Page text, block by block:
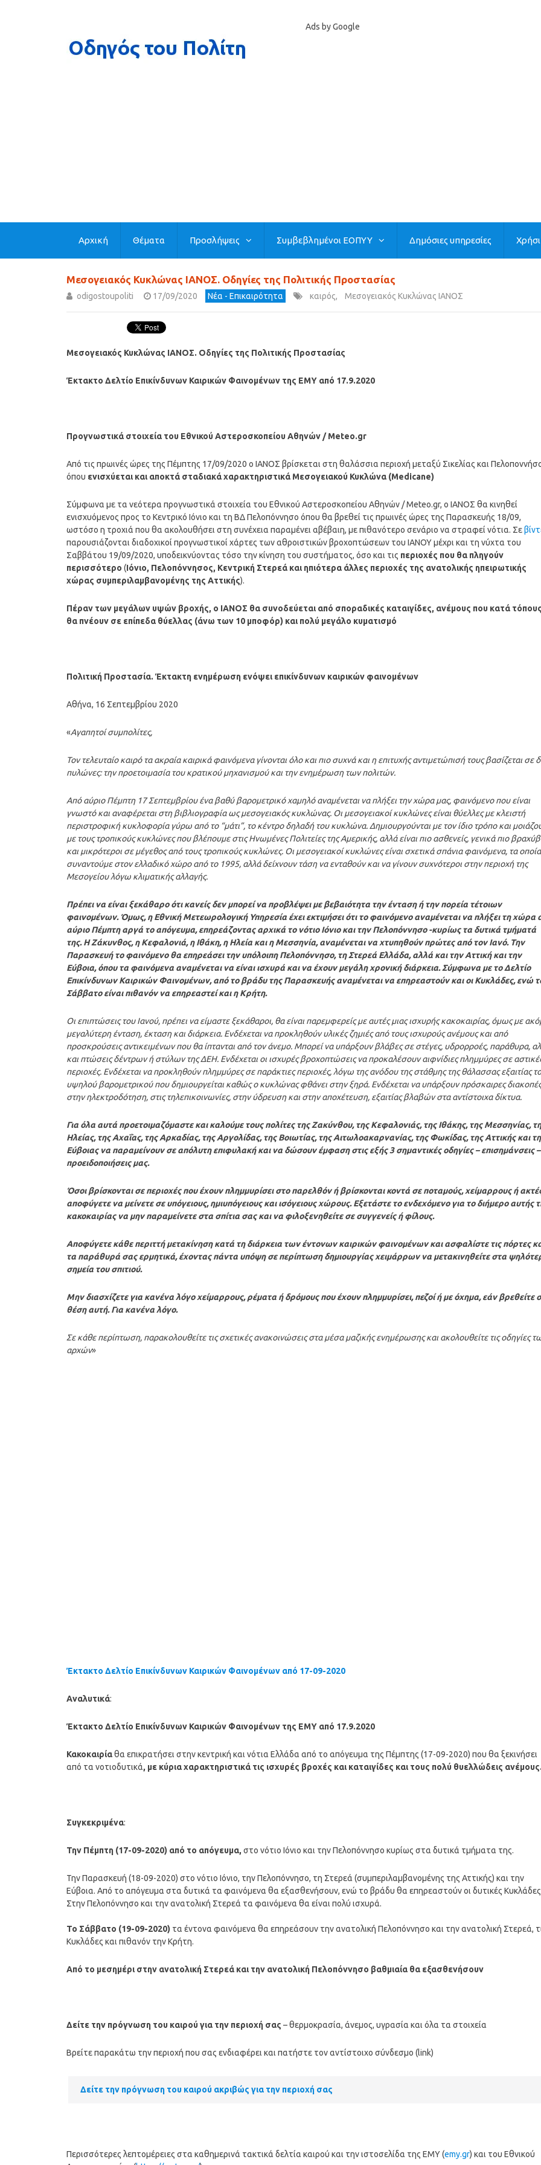
Ads by Google
Αρχική Θέματα Προσλήψεις Συμβεβλημένοι ΕΟΠΥΥ Δημόσιες υπηρεσίες
Μεσογειακός Κυκλώνας ΙΑΝΟΣ. Οδηγίες της Πολιτικής Προστασίας
odigostoupoliti 17/09/2020 Νέα - Επικαιρότητα καιρός, Μεσογειακός Κυκλώνας ΙΑΝΟΣ
Μεσογειακός Κυκλώνας ΙΑΝΟΣ. Οδηγίες της Πολιτικής Προστασίας
Έκτακτο Δελτίο Επικίνδυνων Καιρικών Φαινομένων της ΕΜΥ από 17.9.2020
Προγνωστικά στοιχεία του Εθνικού Αστεροσκοπείου Αθηνών / Meteo.gr
Από τις πρωινές ώρες της Πέμπτης 17/09/2020 ο ΙΑΝΟΣ βρίσκεται στη θαλάσσια περιοχή μεταξύ Σικελίας και
όπου ενισχύεται και αποκτά σταδιακά χαρακτηριστικά Μεσογειακού Κυκλώνα (Medicane)
Σύμφωνα με τα νεότερα προγνωστικά στοιχεία του Εθνικού Αστεροσκοπείου Αθηνών / Meteo.gr, ο ΙΑΝΟΣ θα κινηθεί
ενισχυόμενος προς το Κεντρικό Ιόνιο και τη ΒΔ Πελοπόννησο όπου θα βρεθεί τις πρωινές ώρες της Παρασκευής 18/09,
ωστόσο η τροχιά που θα ακολουθήσει στη συνέχεια παραμένει αβέβαιη, με πιθανότερο σενάριο να στραφεί νότια. Σε
παρουσιάζονται διαδοχικοί προγνωστικοί χάρτες των αθροιστικών βροχοπτώσεων του ΙΑΝΟΥ μέχρι και τη νύχτα του
Σαββάτου 19/09/2020, υποδεικνύοντας τόσο την κίνηση του συστήματος, όσο και τις περιοχές που θα πληγούν
περισσότερο (Ιόνιο, Πελοπόννησος, Κεντρική Στερεά και ηπιότερα άλλες περιοχές της ανατολικής ηπειρωτικής
χώρας συμπεριλαμβανομένης της Αττικής).
Πέραν των μεγάλων υψών βροχής, ο ΙΑΝΟΣ θα συνοδεύεται από σποραδικές καταιγίδες, ανέμους που κατά τόπους
θα πνέουν σε επίπεδα θύελλας (άνω των 10 μποφόρ) και πολύ μεγάλο κυματισμό
Πολιτική Προστασία. Έκτακτη ενημέρωση ενόψει επικίνδυνων καιρικών φαινομένων
Αθήνα, 16 Σεπτεμβρίου 2020
«Αγαπητοί συμπολίτες,
Τον τελευταίο καιρό τα ακραία καιρικά φαινόμενα γίνονται όλο και πιο συχνά και η επιτυχής αντιμετώπισή τους βασίζεται σε
πυλώνες: την προετοιμασία του κρατικού μηχανισμού και την ενημέρωση των πολιτών.
Από αύριο Πέμπτη 17 Σεπτεμβρίου ένα βαθύ βαρομετρικό χαμηλό αναμένεται να πλήξει την χώρα μας, φαινόμενο που είναι
γνωστό και αναφέρεται στη βιβλιογραφία ως μεσογειακός κυκλώνας. Οι μεσογειακοί κυκλώνες είναι θύελλες με κλειστή
περιστροφική κυκλοφορία γύρω από το “μάτι”, το κέντρο δηλαδή του κυκλώνα. Δημιουργούνται με τον ίδιο τρόπο και
με τους τροπικούς κυκλώνες που βλέπουμε στις Ηνωμένες Πολιτείες της Αμερικής, αλλά είναι πιο ασθενείς, γενικά πιο
και μικρότεροι σε μέγεθος από τους τροπικούς κυκλώνες. Οι μεσογειακοί κυκλώνες είναι σχετικά σπάνια φαινόμενα, τα οποία
συναντούμε στον ελλαδικό χώρο από το 1995, αλλά δείχνουν τάση να ενταθούν και να γίνουν συχνότεροι στην περιοχή της
Μεσογείου λόγω κλιματικής αλλαγής.
Πρέπει να είναι ξεκάθαρο ότι κανείς δεν μπορεί να προβλέψει με βεβαιότητα την ένταση ή την πορεία τέτοιων
φαινομένων. Όμως, η Εθνική Μετεωρολογική Υπηρεσία έχει εκτιμήσει ότι το φαινόμενο αναμένεται να πλήξει τη χώρα
αύριο Πέμπτη αργά το απόγευμα, επηρεάζοντας αρχικά το νότιο Ιόνιο και την Πελοπόννησο -κυρίως τα δυτικά τμήματά
της. Η Ζάκυνθος, η Κεφαλονιά, η Ιθάκη, η Ηλεία και η Μεσσηνία, αναμένεται να χτυπηθούν πρώτες από τον Ιανό. Την
Παρασκευή το φαινόμενο θα επηρεάσει την υπόλοιπη Πελοπόννησο, τη Στερεά Ελλάδα, αλλά και την Αττική και την
Εύβοια, όπου τα φαινόμενα αναμένεται να είναι ισχυρά και να έχουν μεγάλη χρονική διάρκεια. Σύμφωνα με το Δελτίο
Επικίνδυνων Καιρικών Φαινομένων, από το βράδυ της Παρασκευής αναμένεται να επηρεαστούν και οι Κυκλάδες, ενώ
Σάββατο είναι πιθανόν να επηρεαστεί και η Κρήτη.
Οι επιπτώσεις του Ιανού, πρέπει να είμαστε ξεκάθαροι, θα είναι παρεμφερείς με αυτές μιας ισχυρής κακοκαιρίας, όμως με
μεγαλύτερη ένταση, έκταση και διάρκεια. Ενδέχεται να προκληθούν υλικές ζημιές από τους ισχυρούς ανέμους και από
προσκρούσεις αντικειμένων που θα ίπτανται από τον άνεμο. Μπορεί να υπάρξουν βλάβες σε στέγες, υδρορροές, παράθυρα,
και πτώσεις δέντρων ή στύλων της ΔΕΗ. Ενδέχεται οι ισχυρές βροχοπτώσεις να προκαλέσουν αιφνίδιες πλημμύρες σε
περιοχές. Ενδέχεται να προκληθούν πλημμύρες σε παράκτιες περιοχές, λόγω της ανόδου της στάθμης της θάλασσας εξαιτίας
υψηλού βαρομετρικού που δημιουργείται καθώς ο κυκλώνας φθάνει στην ξηρά. Ενδέχεται να υπάρξουν πρόσκαιρες διακοπές
στην ηλεκτροδότηση, στις τηλεπικοινωνίες, στην ύδρευση και στην αποχέτευση, εξαιτίας βλαβών στα αντίστοιχα δίκτυα.
Για όλα αυτά προετοιμαζόμαστε και καλούμε τους πολίτες της Ζακύνθου, της Κεφαλονιάς, της Ιθάκης, της Μεσσηνίας,
Ηλείας, της Αχαΐας, της Αρκαδίας, της Αργολίδας, της Βοιωτίας, της Αιτωλοακαρνανίας, της Φωκίδας, της Αττικής και
Εύβοιας να παραμείνουν σε απόλυτη επιφυλακή και να δώσουν έμφαση στις εξής 3 σημαντικές οδηγίες – επισημάνσεις –
προειδοποιήσεις μας.
Όσοι βρίσκονται σε περιοχές που έχουν πλημμυρίσει στο παρελθόν ή βρίσκονται κοντά σε ποταμούς, χείμαρρους ή
αποφύγετε να μείνετε σε υπόγειους, ημιυπόγειους και ισόγειους χώρους. Εξετάστε το ενδεχόμενο για το διήμερο αυτής
κακοκαιρίας να μην παραμείνετε στα σπίτια σας και να φιλοξενηθείτε σε συγγενείς ή φίλους.
Αποφύγετε κάθε περιττή μετακίνηση κατά τη διάρκεια των έντονων καιρικών φαινομένων και ασφαλίστε τις πόρτες
τα παράθυρά σας ερμητικά, έχοντας πάντα υπόψη σε περίπτωση δημιουργίας χειμάρρων να μετακινηθείτε στα
σημεία του σπιτιού.
Μην διασχίζετε για κανένα λόγο χείμαρρους, ρέματα ή δρόμους που έχουν πλημμυρίσει, πεζοί ή με όχημα, εάν βρεθείτε
θέση αυτή. Για κανένα λόγο.
Σε κάθε περίπτωση, παρακολουθείτε τις σχετικές ανακοινώσεις στα μέσα μαζικής ενημέρωσης και ακολουθείτε τις οδηγίες
αρχών»
Έκτακτο Δελτίο Επικίνδυνων Καιρικών Φαινομένων από 17-09-2020
Αναλυτικά:
Έκτακτο Δελτίο Επικίνδυνων Καιρικών Φαινομένων της ΕΜΥ από 17.9.2020
Κακοκαιρίαθα επικρατήσει στην κεντρική και νότια Ελλάδα από το απόγευμα της Πέμπτης (17-09-2020) που θα ξεκινήσει
από τα νοτιοδυτικά, με κύρια χαρακτηριστικά τις ισχυρές βροχές και καταιγίδες και τους πολύ θυελλώδεις ανέμους.
Συγκεκριμένα:
Την Πέμπτη (17-09-2020) από το απόγευμα, στο νότιο Ιόνιο και την Πελοπόννησο κυρίως στα δυτικά τμήματα της.
Την Παρασκευή (18-09-2020) στο νότιο Ιόνιο, την Πελοπόννησο, τη Στερεά (συμπεριλαμβανομένης της Αττικής) και την
Εύβοια. Από το απόγευμα στα δυτικά τα φαινόμενα θα εξασθενήσουν, ενώ το βράδυ θα επηρεαστούν οι δυτικές
Στην Πελοπόννησο και την ανατολική Στερεά τα φαινόμενα θα είναι πολύ ισχυρά.
Το Σάββατο (19-09-2020) τα έντονα φαινόμενα θα επηρεάσουν την ανατολική Πελοπόννησο και την ανατολική Στερεά,
Κυκλάδες και πιθανόν την Κρήτη.
Από το μεσημέρι στην ανατολική Στερεά και την ανατολική Πελοπόννησο βαθμιαία θα εξασθενήσουν
Δείτε την πρόγνωση του καιρού για την περιοχή σας – θερμοκρασία, άνεμος, υγρασία και όλα τα στοιχεία
Βρείτε παρακάτω την περιοχή που σας ενδιαφέρει και πατήστε τον αντίστοιχο σύνδεσμο (link)
Δείτε την πρόγνωση του καιρού ακριβώς για την περιοχή σας
Περισσότερες λεπτομέρειες στα καθημερινά τακτικά δελτία καιρού και την ιστοσελίδα της ΕΜΥ (emy.gr) και του Εθνικού